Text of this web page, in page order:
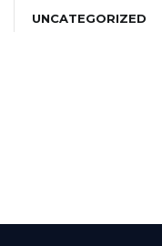
UNCATEGORIZED